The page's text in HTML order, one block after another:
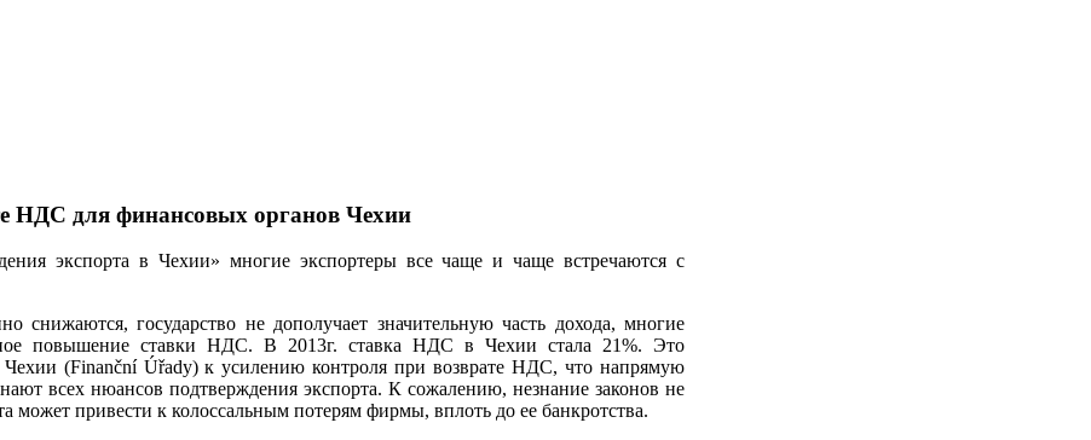
НДС для финансовых органов Чехии
экспорта в Чехии» многие экспортеры все чаще и чаще встречаются с
государство не дополучает значительную часть дохода, многие
повышение ставки НДС. В 2013г. ставка НДС в Чехии стала 21%. Это
Чехии (Finanční Úřady) к усилению контроля при возврате НДС, что напрямую
всех нюансов подтверждения экспорта. К сожалению, незнание законов не
может привести к колоссальным потерям фирмы, вплоть до ее банкротства.